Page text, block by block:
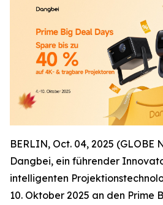
BERLIN, Oct. 04, 2025 (GLOBE
Dangbei, ein führender
intelligenten
10. Oktober 2025 an den Prime